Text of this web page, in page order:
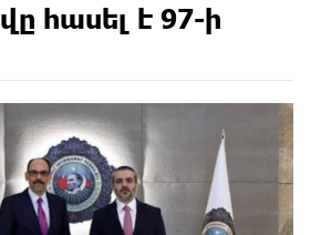
հասել է 97-ի